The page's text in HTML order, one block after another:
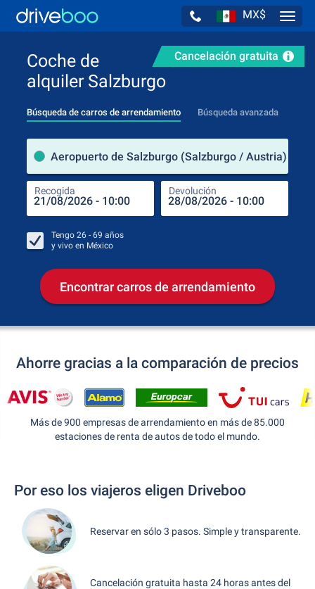
MX$
Cancelación gratuita
Coche de
alquiler Salzburgo
Búsqueda de carros de arrendamiento Búsqueda avanzada
Aeropuerto de Salzburgo (Salzburgo / Austria)
Recogida Devolución
Tengo 26 - 69 años
y vivo en México
Encontrar carros de arrendamiento
Ahorre gracias a la comparación de precios
Más de 900 empresas de arrendamiento en más de 85.000
estaciones de renta de autos de todo el mundo.
Por eso los viajeros eligen Driveboo
Reservar en sólo 3 pasos. Simple y transparente.
Cancelación gratuita hasta 24 horas antes del